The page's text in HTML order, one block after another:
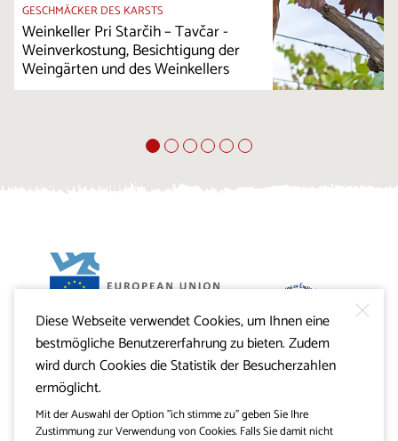
GESCHMÄCKER DES KARSTS
Weinkeller Pri Starčih – Tavčar -
Weinverkostung, Besichtigung der
Weingärten und des Weinkellers
Projekt Visitkras. Die Investition wird von der Republik
Slowenien und von der Europäischen Union aus dem
Europäischen Fonds für regionale Entwicklung
mitfinanziert.
Diese Webseite verwendet Cookies, um Ihnen eine
bestmögliche Benutzererfahrung zu bieten. Zudem
wird durch Cookies die Statistik der Besucherzahlen
ermöglicht.
Mit der Auswahl der Option "ich stimme zu" geben Sie Ihre
Zustimmung zur Verwendung von Cookies. Falls Sie damit nicht